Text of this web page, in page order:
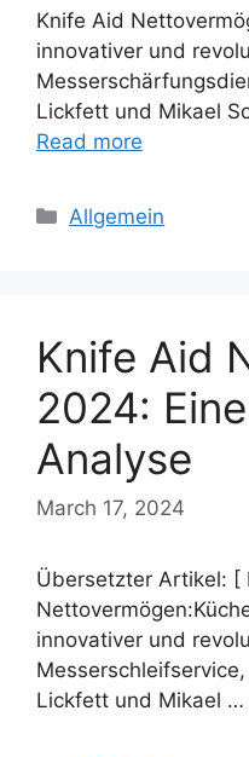
Knife Aid
innovativer und
Lickfett und Mikael
Read more
Categories
Allgemein
Knife Aid
2024:
Analyse
March 17, 2024
Übersetzter Artikel: [
innovativer und
Lickfett und Mikael …